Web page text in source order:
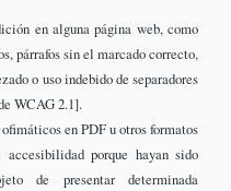
en alguna página web, como
párrafos sin el marcado correcto,
o uso indebido de separadores
WCAG 2.1].
en PDF u otros formatos
porque hayan sido
de presentar determinada